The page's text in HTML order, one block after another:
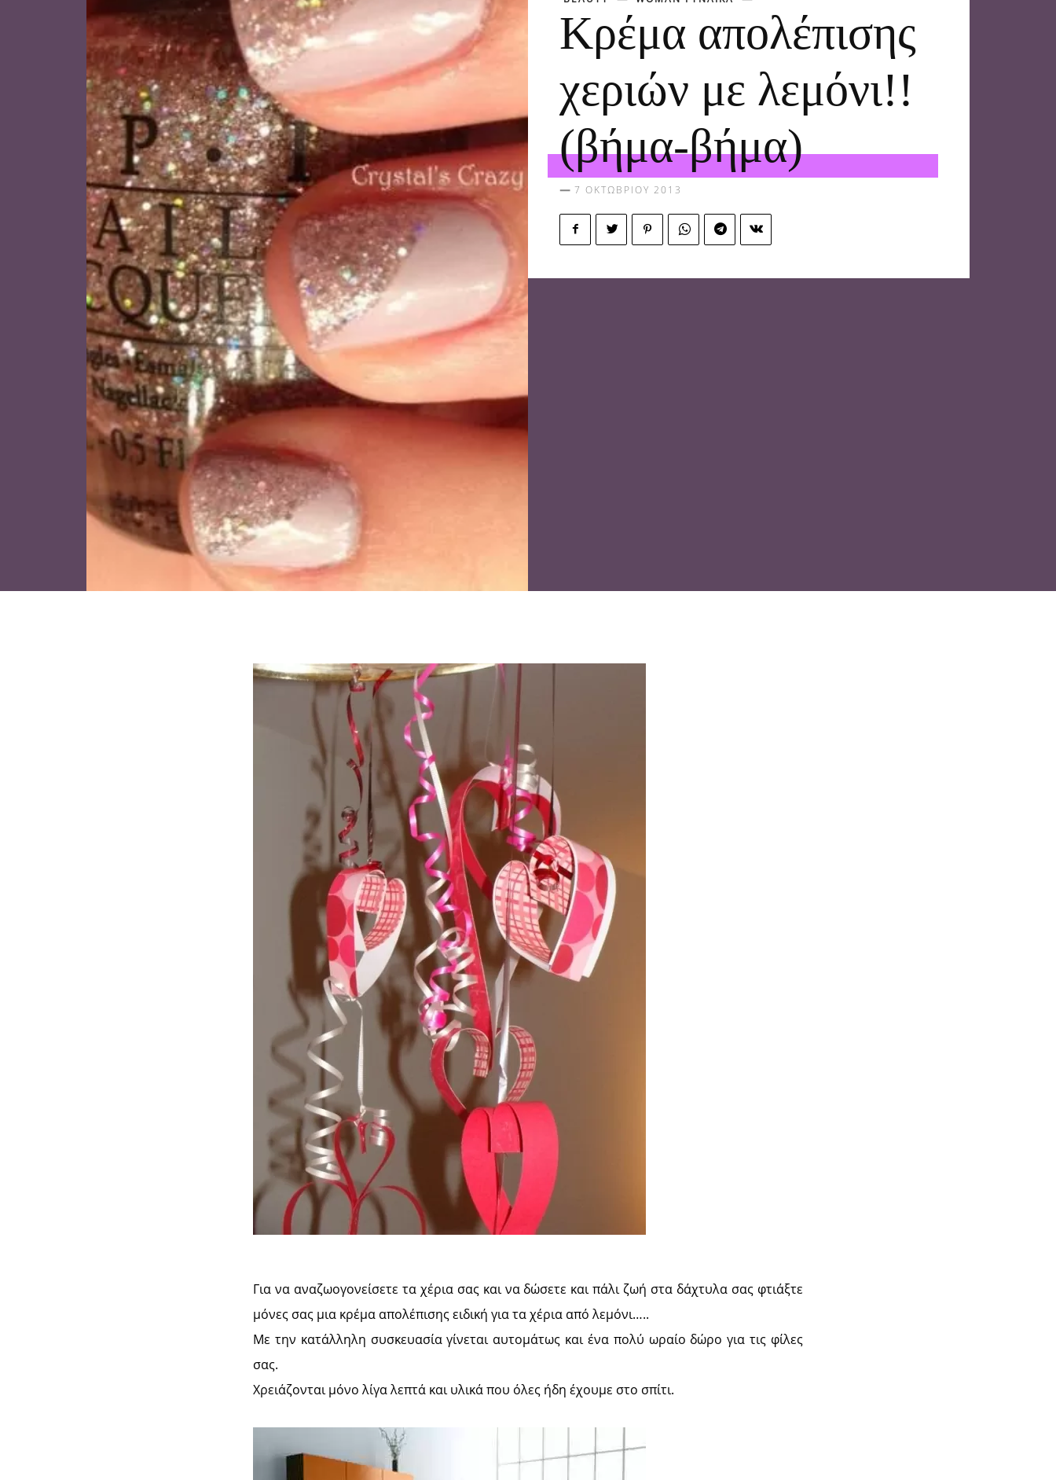
Κρέμα απολέπισης
χεριών με λεμόνι!!
(βήμα-βήμα)
7 ΟΚΤΩΒΡΊΟΥ 2013
Για να αναζωογονείσετε τα χέρια σας και να δώσετε και πάλι ζωή στα δάχτυλα σας φτιάξτε
μόνες σας μια κρέμα απολέπισης ειδική για τα χέρια από λεμόνι…..
Με την κατάλληλη συσκευασία γίνεται αυτομάτως και ένα πολύ ωραίο δώρο για τις φίλες
σας.
Χρειάζονται μόνο λίγα λεπτά και υλικά που όλες ήδη έχουμε στο σπίτι.